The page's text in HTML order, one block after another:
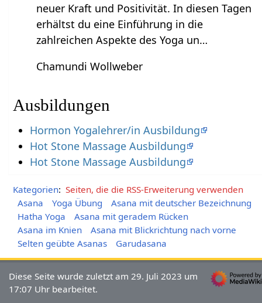
neuer Kraft und Positivität. In diesen Tagen
erhältst du eine Einführung in die
zahlreichen Aspekte des Yoga un…
Chamundi Wollweber
Ausbildungen
Hormon Yogalehrer/in Ausbildung
Hot Stone Massage Ausbildung
Hot Stone Massage Ausbildung
Kategorien: Seiten, die die RSS-Erweiterung verwenden
Asana
Yoga Übung
Asana mit deutscher Bezeichnung
Hatha Yoga
Asana mit geradem Rücken
Asana im Knien
Asana mit Blickrichtung nach vorne
Selten geübte Asanas
Garudasana
Diese Seite wurde zuletzt am 29. Juli 2023 um
17:07 Uhr bearbeitet.